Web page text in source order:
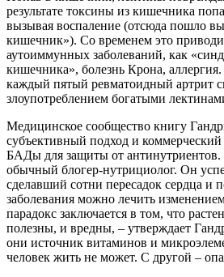
результате токсины из кишечника
вызывая воспаление (отсюда пошло
кишечник»). Со временем это
аутоиммунных заболеваний, как
кишечника», болезнь Крона,
каждый пятый ревматоидный артрит
злоупотреблением богатыми
Медицинское сообщество книгу
субъективный подход и коммерческий
БАДы для защиты от
обычный блогер-нутрициолог. Он
сделавший сотни пересадок сердца и
заболевания можно лечить
парадокс заключается в том, что
полезны, и вредны, – утверждает
они источник витаминов и
человек жить не может. С другой –